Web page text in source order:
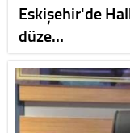
Eskişehir'de
düze…